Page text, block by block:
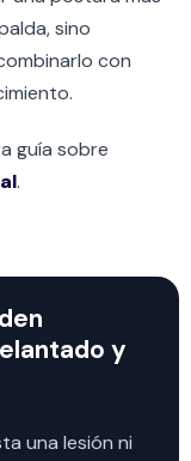
sino
con
guía sobre
.
y
una lesión ni